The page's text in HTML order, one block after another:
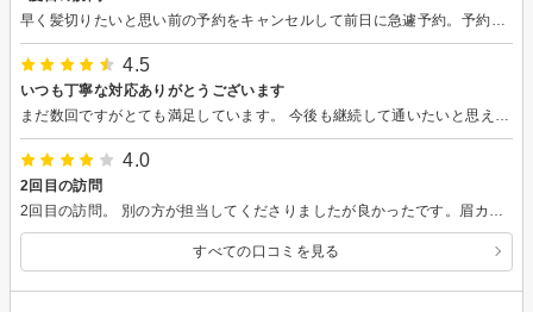
4.5
いつも丁寧な対応ありがとうございます
4.0
2回目の訪問
すべての口コミを見る